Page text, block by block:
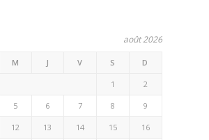
août 2026
M J V S D
1 2
5 6 7 8 9
12 13 14 15 16